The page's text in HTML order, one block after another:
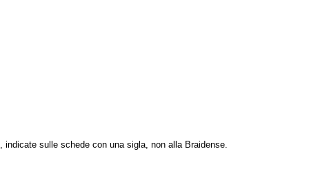
, indicate sulle schede con una sigla, non alla Braidense.